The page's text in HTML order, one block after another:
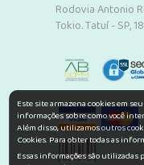
Rodovia Antonio
Tokio. Tatuí - SP,
Este site armazena cookies em
informações sobre como você
Além disso, utilizamos outros
Cookies. Para obter todas as
Essas informações são utilizadas